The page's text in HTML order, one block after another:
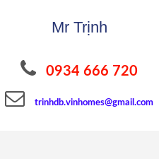
Mr Trịnh
0934 666 720
trinhdb.vinhomes@gmail.com